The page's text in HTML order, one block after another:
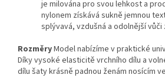
je milována pro svou lehkost a
nylonem získává sukně jemnou
splývavá, vzdušná a odolnější vůči
RozměryModel nabízíme v praktické
Díky vysoké elasticitě vrchního dílu a
dílu šaty krásně padnou ženám nosícím